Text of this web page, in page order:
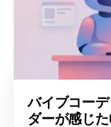
バイブコー
ダーが感じ